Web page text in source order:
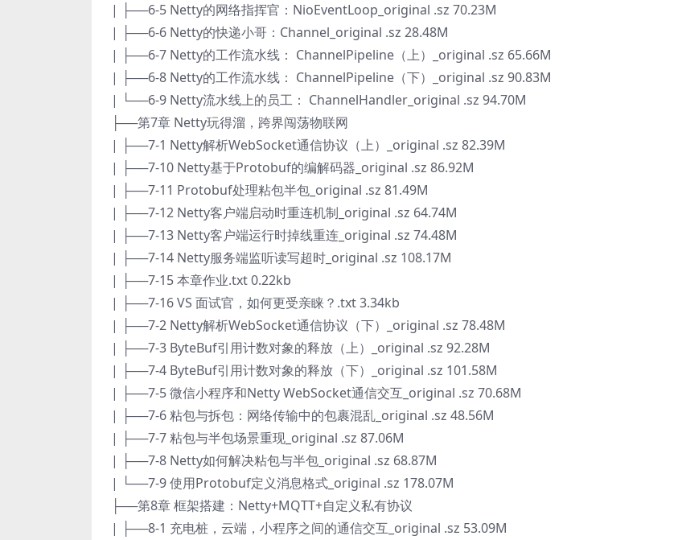
| ├──6-5 Netty的网络指挥官：NioEventLoop_original .sz 70.23M
| ├──6-6 Netty的快递小哥：Channel_original .sz 28.48M
| ├──6-7 Netty的工作流水线： ChannelPipeline（上）_original .sz 65.66M
| ├──6-8 Netty的工作流水线： ChannelPipeline（下）_original .sz 90.83M
| └──6-9 Netty流水线上的员工： ChannelHandler_original .sz 94.70M
├──第7章 Netty玩得溜，跨界闯荡物联网
| ├──7-1 Netty解析WebSocket通信协议（上）_original .sz 82.39M
| ├──7-10 Netty基于Protobuf的编解码器_original .sz 86.92M
| ├──7-11 Protobuf处理粘包半包_original .sz 81.49M
| ├──7-12 Netty客户端启动时重连机制_original .sz 64.74M
| ├──7-13 Netty客户端运行时掉线重连_original .sz 74.48M
| ├──7-14 Netty服务端监听读写超时_original .sz 108.17M
| ├──7-15 本章作业.txt 0.22kb
| ├──7-16 VS 面试官，如何更受亲睐？.txt 3.34kb
| ├──7-2 Netty解析WebSocket通信协议（下）_original .sz 78.48M
| ├──7-3 ByteBuf引用计数对象的释放（上）_original .sz 92.28M
| ├──7-4 ByteBuf引用计数对象的释放（下）_original .sz 101.58M
| ├──7-5 微信小程序和Netty WebSocket通信交互_original .sz 70.68M
| ├──7-6 粘包与拆包：网络传输中的包裹混乱_original .sz 48.56M
| ├──7-7 粘包与半包场景重现_original .sz 87.06M
| ├──7-8 Netty如何解决粘包与半包_original .sz 68.87M
| └──7-9 使用Protobuf定义消息格式_original .sz 178.07M
├──第8章 框架搭建：Netty+MQTT+自定义私有协议
| ├──8-1 充电桩，云端，小程序之间的通信交互_original .sz 53.09M